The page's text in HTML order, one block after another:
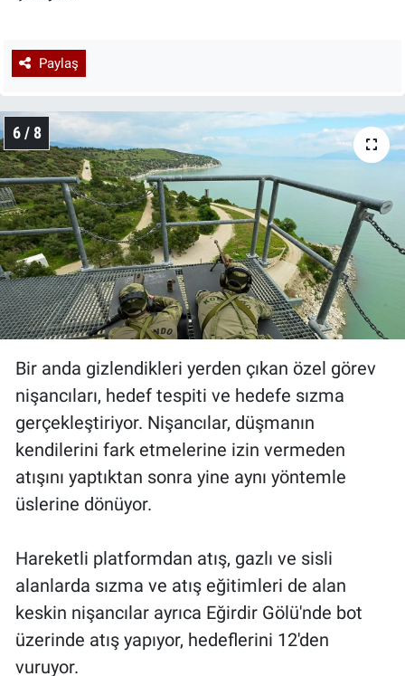
Paylaş
6 / 8
Bir anda gizlendikleri yerden çıkan özel görev
nişancıları, hedef tespiti ve hedefe sızma
gerçekleştiriyor. Nişancılar, düşmanın
kendilerini fark etmelerine izin vermeden
atışını yaptıktan sonra yine aynı yöntemle
üslerine dönüyor.
Hareketli platformdan atış, gazlı ve sisli
alanlarda sızma ve atış eğitimleri de alan
keskin nişancılar ayrıca Eğirdir Gölü'nde bot
üzerinde atış yapıyor, hedeflerini 12'den
vuruyor.